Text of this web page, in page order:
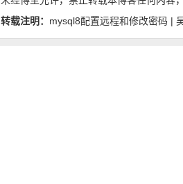
转载注明： mysql8配置远程和修改密码 |